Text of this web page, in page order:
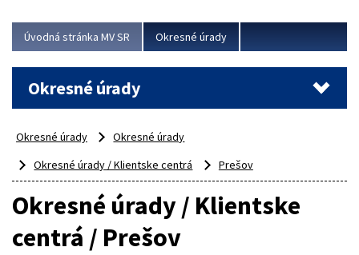
Viac
Úvodná stránka MV SR Okresné úrady
Okresné úrady
Okresné úrady
Okresné úrady
Okresné úrady / Klientske centrá
Prešov
Okresné úrady / Klientske
centrá / Prešov